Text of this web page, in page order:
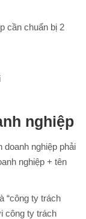
cần chuẩn bị 2
nghiệp
doanh nghiệp phải
nghiệp + tên
“công ty trách
công ty trách